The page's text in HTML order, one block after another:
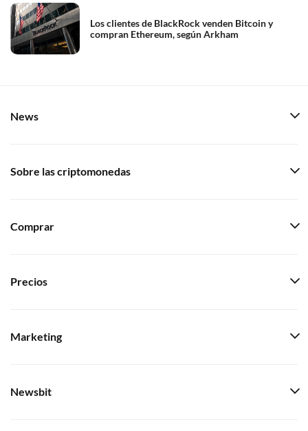
Los clientes de BlackRock venden Bitcoin y
compran Ethereum, según Arkham
News
Sobre las criptomonedas
Comprar
Precios
Marketing
Newsbit